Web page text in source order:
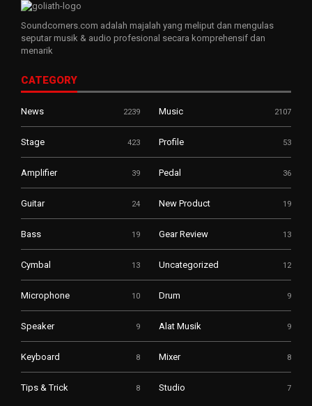
Soundcorners.com adalah majalah yang meliput dan mengulas
seputar musik & audio profesional secara komprehensif dan
menarik
CATEGORY
News 2239 Music 2107
Stage 423 Profile 53
Amplifier 39 Pedal 36
Guitar 24 New Product 19
Bass 19 Gear Review 13
Cymbal 13 Uncategorized 12
Microphone 10 Drum 9
Speaker 9 Alat Musik 9
Keyboard 8 Mixer 8
Tips & Trick 8 Studio 7